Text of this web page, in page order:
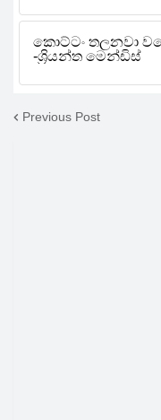
Previous Post